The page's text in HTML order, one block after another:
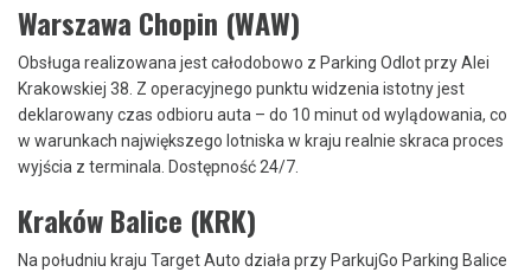
Warszawa Chopin (WAW)
Obsługa realizowana jest całodobowo z Parking Odlot przy Alei
Krakowskiej 38. Z operacyjnego punktu widzenia istotny jest
deklarowany czas odbioru auta – do 10 minut od wylądowania, co
w warunkach największego lotniska w kraju realnie skraca proces
wyjścia z terminala. Dostępność 24/7.
Kraków Balice (KRK)
Na południu kraju Target Auto działa przy ParkujGo Parking Balice